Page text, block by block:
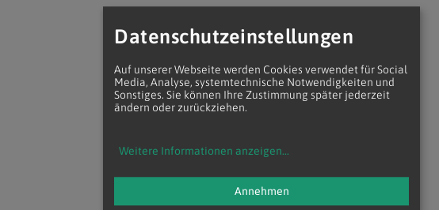
Datenschutzeinstellungen
Auf unserer Webseite werden Cookies verwendet für Social
Media, Analyse, systemtechnische Notwendigkeiten und
Sonstiges. Sie können Ihre Zustimmung später jederzeit
ändern oder zurückziehen.
Weitere Informationen anzeigen...
Annehmen